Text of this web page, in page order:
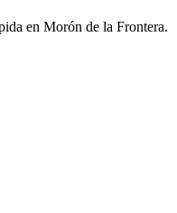
en Morón de la Frontera.